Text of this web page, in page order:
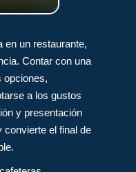
en un restaurante,
Contar con una
opciones,
a los gustos
y presentación
convierte el final de